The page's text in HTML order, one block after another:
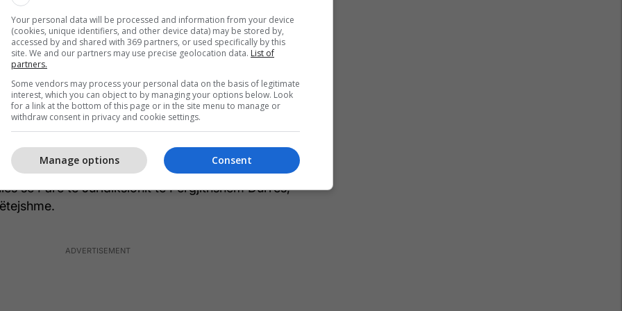
nga këqyrja e jashtme paraprake e trupit të
konstatuar shenja dhune dhe ngjarja është
natyrale. Pas kryerjes së hetimeve të thelluara
ligjore, është konstatuar se shtetasja I. S.
kishte humbur jetën.
se djali i saj, shtetasi N. S., i cili vuan nga
kishte ushtruar dhunë fizike ndaj 75-vjeçares,
shkaktuar dëmtime që kishin sjellë si pasojë
procedurale i kaluan Prokurorisë pranë
së Parë të Juridiksionit të Përgjithshëm Durrës,
Your personal data will be processed and information from your device
(cookies, unique identifiers, and other device data) may be stored by,
accessed by and shared with 369 partners, or used specifically by this
site. We and our partners may use precise geolocation data. List of
partners.
Some vendors may process your personal data on the basis of legitimate
interest, which you can object to by managing your options below. Look
for a link at the bottom of this page or in the site menu to manage or
withdraw consent in privacy and cookie settings.
Consent
Manage options